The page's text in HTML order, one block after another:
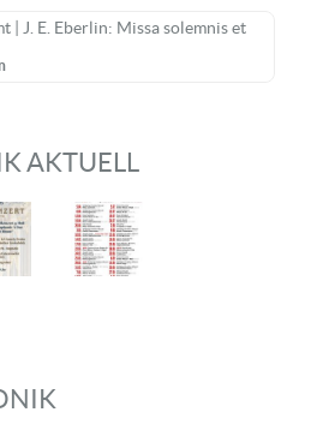
| J. E. Eberlin: Missa solemnis et
AKTUELL